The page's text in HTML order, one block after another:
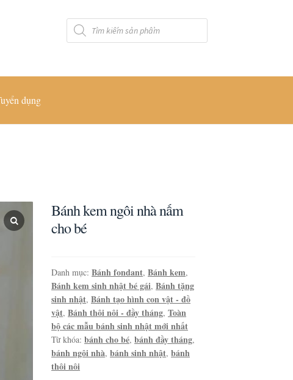
Tìm
kiếm
sản
dụng
Bánh kem ngôi nhà nấm
cho bé
Danh mục:Bánh fondant,Bánh kem,
Bánh kem sinh nhật bé gái,Bánh tặng
sinh nhật,Bánh tạo hình con vật - đồ
vật,Bánh thôi nôi - đầy tháng,Toàn
bộ các mẫu bánh sinh nhật mới nhất
Từ khóa:bánh cho bé,bánh đầy tháng,
bánh ngôi nhà,bánh sinh nhật,bánh
thôi nôi